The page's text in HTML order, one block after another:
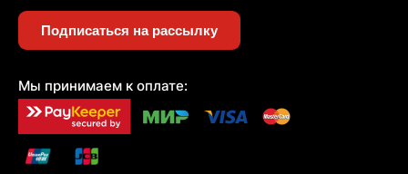
Подписаться на рассылку
Мы принимаем к оплате: